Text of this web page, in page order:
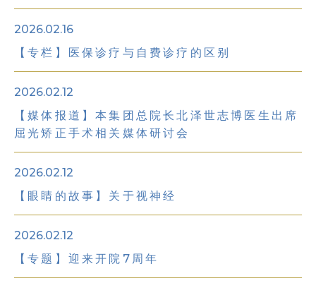
2026.02.16
【专栏】医保诊疗与自费诊疗的区别
2026.02.12
【媒体报道】本集团总院长北泽世志博医生出席
屈光矫正手术相关媒体研讨会
2026.02.12
【眼睛的故事】关于视神经
2026.02.12
【专题】迎来开院7周年